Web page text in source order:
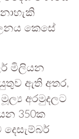
කෙසේ
මිලියන
ඇති අතර,
අරමුදලට
350ක